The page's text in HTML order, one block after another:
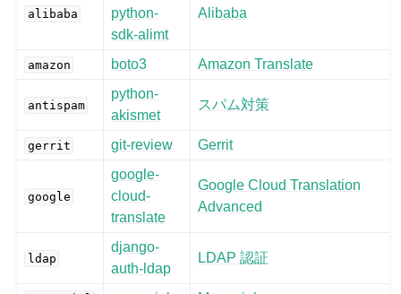
alibaba
python-
sdk-alimt
Alibaba
amazon boto3 Amazon Translate
antispam
python-
akismet
スパム対策
gerrit git-review Gerrit
google
google-
cloud-
translate
Google Cloud Translation
Advanced
ldap
django-
auth-ldap
LDAP 認証